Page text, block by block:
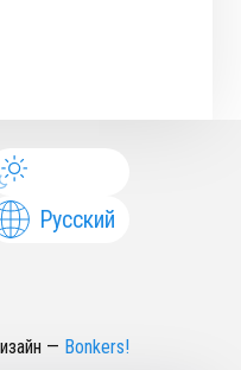
Русский
— Bonkers!